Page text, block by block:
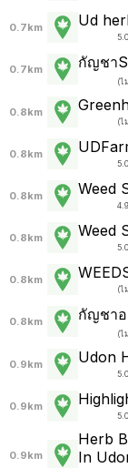
0.7km Ud
0.7km กัญชา
(ไ
0.8km
(ไ
0.8km
0.8km Weed
0.8km Weed
0.8km
(ไ
0.8km กัญชา
(ไ
0.9km Udon
0.9km
0.9km
Herb
In